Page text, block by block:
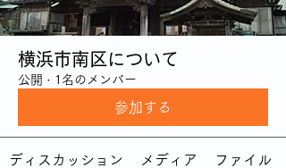
横浜市南区について
公開 · 1名のメンバー
参加する
ディスカッション メディア ファイル